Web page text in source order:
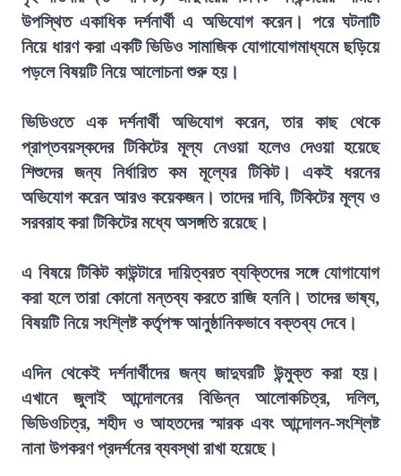
উপস্থিত একাধিক দর্শনার্থী এ অভিযোগ করেন। পরে ঘটনাটি
নিয়ে ধারণ করা একটি ভিডিও সামাজিক যোগাযোগমাধ্যমে ছড়িয়ে
পড়লে বিষয়টি নিয়ে আলোচনা শুরু হয়।
ভিডিওতে এক দর্শনার্থী অভিযোগ করেন, তার কাছ থেকে
প্রাপ্তবয়স্কদের টিকিটের মূল্য নেওয়া হলেও দেওয়া হয়েছে
শিশুদের জন্য নির্ধারিত কম মূল্যের টিকিট। একই ধরনের
অভিযোগ করেন আরও কয়েকজন। তাদের দাবি, টিকিটের মূল্য ও
সরবরাহ করা টিকিটের মধ্যে অসঙ্গতি রয়েছে।
এ বিষয়ে টিকিট কাউন্টারে দায়িত্বরত ব্যক্তিদের সঙ্গে যোগাযোগ
করা হলে তারা কোনো মন্তব্য করতে রাজি হননি। তাদের ভাষ্য,
বিষয়টি নিয়ে সংশ্লিষ্ট কর্তৃপক্ষ আনুষ্ঠানিকভাবে বক্তব্য দেবে।
এদিন থেকেই দর্শনার্থীদের জন্য জাদুঘরটি উন্মুক্ত করা হয়।
এখানে জুলাই আন্দোলনের বিভিন্ন আলোকচিত্র, দলিল,
ভিডিওচিত্র, শহীদ ও আহতদের স্মারক এবং আন্দোলন-সংশ্লিষ্ট
নানা উপকরণ প্রদর্শনের ব্যবস্থা রাখা হয়েছে।